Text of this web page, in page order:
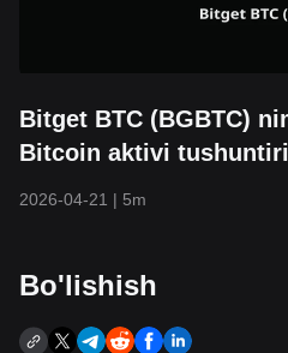
Bitget BTC (BGBTC)
Bitcoin aktivi
2026-04-21 | 5m
Bo'lishish